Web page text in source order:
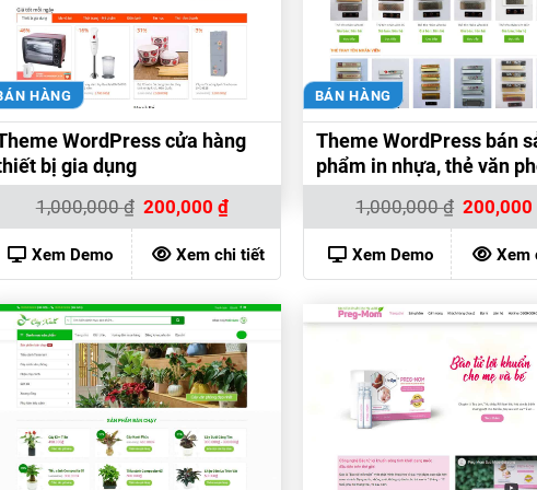
HÀNG
WordPress cửa hàng
bị gia dụng
1,000,000₫ Giá
gốc
là:
1,000,000 ₫.
200,000 ₫Giá
hiện
tại
là:
200,000 ₫.
Xem Demo Xem chi tiết
BÁN HÀNG
Theme WordPress bán
phẩm in nhựa, thẻ văn
1,000,000₫ Giá
gốc
là:
1,000,000
200,000
Xem Demo Xem